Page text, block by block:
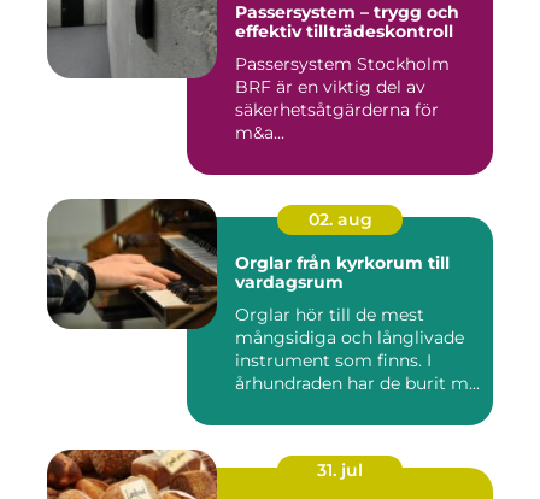
Passersystem – trygg och
effektiv tillträdeskontroll
Passersystem Stockholm
BRF är en viktig del av
säkerhetsåtgärderna för
m&a...
02. aug
Orglar från kyrkorum till
vardagsrum
Orglar hör till de mest
mångsidiga och långlivade
instrument som finns. I
århundraden har de burit m...
31. jul